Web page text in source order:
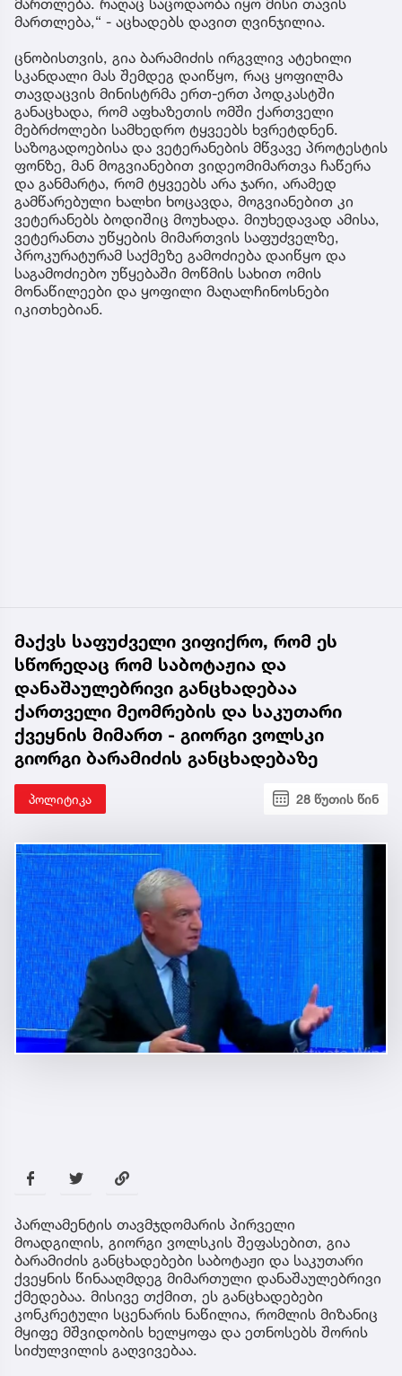
მართლება,“ - აცხადებს დავით ღვინჯილია.
ცნობისთვის, გია ბარამიძის ირგვლივ ატეხილი
სკანდალი მას შემდეგ დაიწყო, რაც ყოფილმა
თავდაცვის მინისტრმა ერთ-ერთ პოდკასტში
განაცხადა, რომ აფხაზეთის ომში ქართველი
მებრძოლები სამხედრო ტყვეებს ხვრეტდნენ.
საზოგადოებისა და ვეტერანების მწვავე პროტესტის
ფონზე, მან მოგვიანებით ვიდეომიმართვა ჩაწერა
და განმარტა, რომ ტყვეებს არა ჯარი, არამედ
გამწარებული ხალხი ხოცავდა, მოგვიანებით კი
ვეტერანებს ბოდიშიც მოუხადა. მიუხედავად ამისა,
ვეტერანთა უწყების მიმართვის საფუძველზე,
პროკურატურამ საქმეზე გამოძიება დაიწყო და
საგამოძიებო უწყებაში მოწმის სახით ომის
მონაწილეები და ყოფილი მაღალჩინოსნები
იკითხებიან.
მაქვს საფუძველი ვიფიქრო, რომ ეს
სწორედაც რომ საბოტაჟია და
დანაშაულებრივი განცხადებაა
ქართველი მეომრების და საკუთარი
ქვეყნის მიმართ - გიორგი ვოლსკი
გიორგი ბარამიძის განცხადებაზე
პოლიტიკა 28 წუთის წინ
პარლამენტის თავმჯდომარის პირველი
მოადგილის, გიორგი ვოლსკის შეფასებით, გია
ბარამიძის განცხადებები საბოტაჟი და საკუთარი
ქვეყნის წინააღმდეგ მიმართული დანაშაულებრივი
ქმედებაა. მისივე თქმით, ეს განცხადებები
კონკრეტული სცენარის ნაწილია, რომლის მიზანიც
მყიფე მშვიდობის ხელყოფა და ეთნოსებს შორის
სიძულვილის გაღვივებაა.